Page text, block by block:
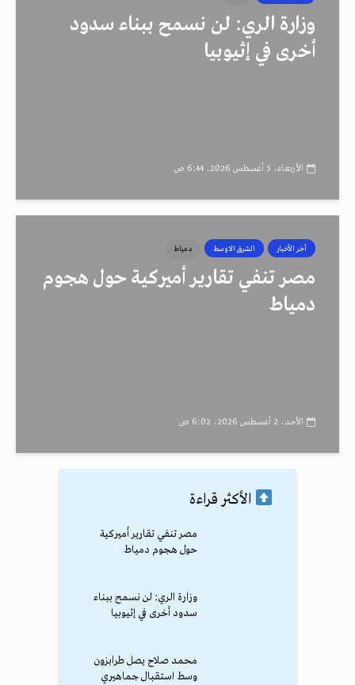
وزارة الري: لن نسمح ببناء سدود
أخرى في إثيوبيا
الأربعاء، 5 أغسطس 2026، 6:44 ص
أخر الأخبار الشرق الاوسط دمياط
مصر تنفي تقارير أميركية حول هجوم
دمياط
الأحد، 2 أغسطس 2026، 6:02 ص
الأكثر قراءة
مصر تنفي تقارير أميركية
حول هجوم دمياط
وزارة الري: لن نسمح ببناء
سدود أخرى في إثيوبيا
محمد صلاح يصل طرابزون
وسط استقبال جماهيري